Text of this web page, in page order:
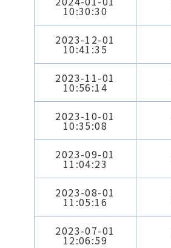
10:30:30
2023-12-01
10:41:35
2023-11-01
10:56:14
2023-10-01
10:35:08
2023-09-01
11:04:23
2023-08-01
11:05:16
2023-07-01
12:06:59